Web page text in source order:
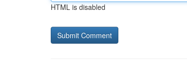
HTML is disabled